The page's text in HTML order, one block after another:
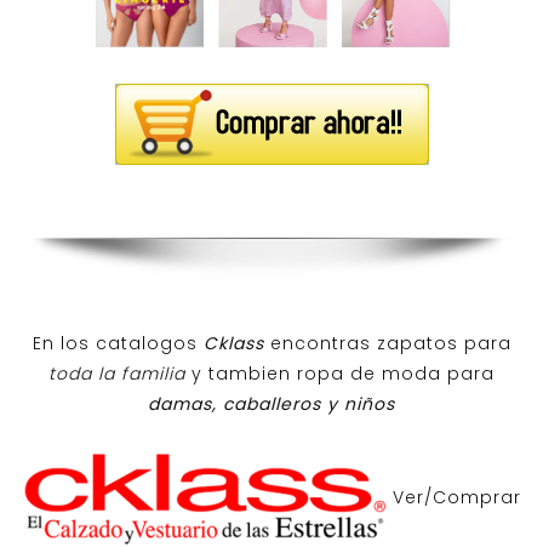
En los catalogos Cklass encontras zapatos para
toda la familiay tambien ropa de moda para
damas, caballeros y niños
Ver/Comprar